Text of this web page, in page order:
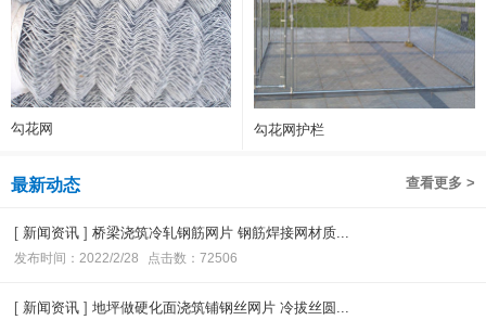
勾花网 勾花网护栏
查看更多 >
最新动态
[ 新闻资讯 ] 桥梁浇筑冷轧钢筋网片 钢筋焊接网材质...
发布时间：2022/2/28 点击数：72506
[ 新闻资讯 ] 地坪做硬化面浇筑铺钢丝网片 冷拔丝圆...